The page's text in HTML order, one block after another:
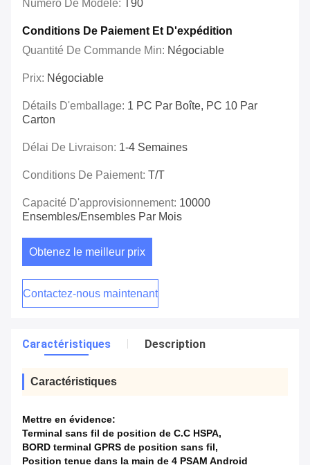
Numéro De Modèle: T90
Conditions De Paiement Et D'expédition
Quantité De Commande Min: Négociable
Prix: Négociable
Détails D'emballage: 1 PC Par Boîte, PC 10 Par
Carton
Délai De Livraison: 1-4 Semaines
Conditions De Paiement: T/T
Capacité D'approvisionnement: 10000
Ensembles/ensembles Par Mois
Obtenez le meilleur prix
Contactez-nous maintenant
Caractéristiques Description
Caractéristiques
Mettre en évidence:
Terminal sans fil de position de C.C HSPA,
BORD terminal GPRS de position sans fil,
Position tenue dans la main de 4 PSAM Android